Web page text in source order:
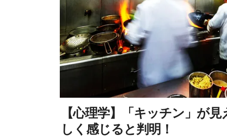
【心理学】「キッチン」が
しく感じると判明！